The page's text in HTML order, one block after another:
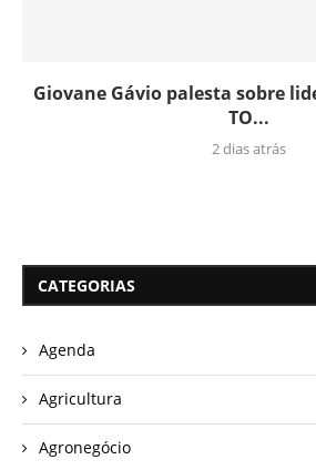
Giovane Gávio palesta sobre
TO...
2 dias atrás
CATEGORIAS
Agenda
Agricultura
Agronegócio